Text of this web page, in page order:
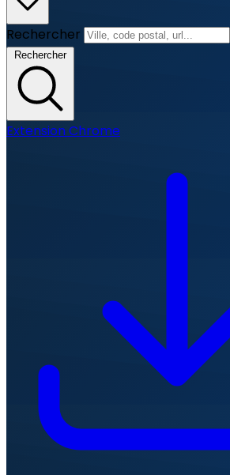
Rechercher
Rechercher
Extension Chrome